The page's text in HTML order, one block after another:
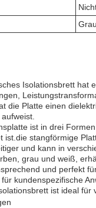
Isolationsbrett hat
die Platte einen
ist in drei
ist.die stangförmige
und kann in
grau und weiß,
und perfekt
kundenspezifische
ist ideal